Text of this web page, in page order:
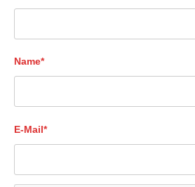
Name*
E-Mail*